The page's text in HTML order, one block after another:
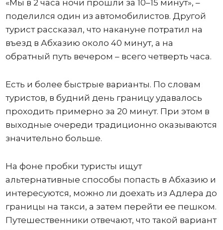
«Мы в 2 часа ночи прошли за 10–15 минут», –
поделился один из автомобилистов. Другой
турист рассказал, что накануне потратил на
въезд в Абхазию около 40 минут, а на
обратный путь вечером – всего четверть часа.
Есть и более быстрые варианты. По словам
туристов, в будний день границу удавалось
проходить примерно за 20 минут. При этом в
выходные очереди традиционно оказываются
значительно больше.
На фоне пробки туристы ищут
альтернативные способы попасть в Абхазию и
интересуются, можно ли доехать из Адлера до
границы на такси, а затем перейти ее пешком.
Путешественники отвечают, что такой вариант